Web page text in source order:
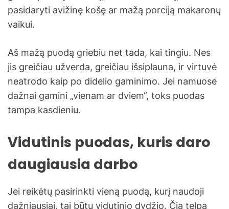
pasidaryti avižinę košę ar mažą porciją makaronų
vaikui.
Aš mažą puodą griebiu net tada, kai tingiu. Nes
jis greičiau užverda, greičiau išsiplauna, ir virtuvė
neatrodo kaip po didelio gaminimo. Jei namuose
dažnai gamini „vienam ar dviem“, toks puodas
tampa kasdieniu.
Vidutinis puodas, kuris daro
daugiausia darbo
Jei reikėtų pasirinkti vieną puodą, kurį naudoji
dažniausiai, tai būtų vidutinio dydžio. Čia telpa